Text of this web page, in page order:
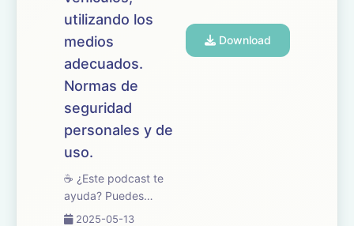
utilizando los
medios
adecuados.
Normas de
seguridad
personales y de
uso.
☕ ¿Este podcast te
ayuda? Puedes
apoyarlo en
2025-05-13
Download